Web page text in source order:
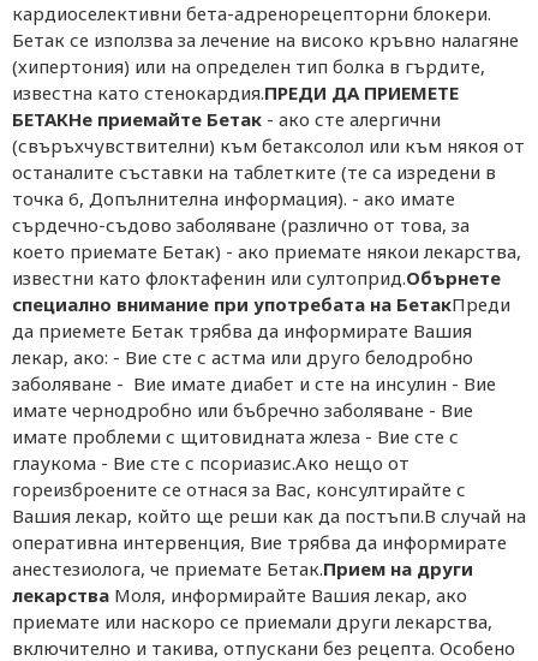
кардиоселективни бета-адренорецепторни блокери.
Бетак се използва за лечение на високо кръвно налагяне
(хипертония) или на определен тип болка в гърдите,
известна като стенокардия.ПРЕДИ ДА ПРИЕМЕТЕ
БЕТАКНе приемайте Бетак - ако сте алергични
(свъръхчувствителни) към бетаксолол или към някоя от
останалите съставки на таблетките (те са изредени в
точка 6, Допълнителна информация). - ако имате
сърдечно-съдово заболяване (различно от това, за
което приемате Бетак) - ако приемате някои лекарства,
известни като флоктафенин или султоприд.Обърнете
специално внимание при употребата на БетакПреди
да приемете Бетак трябва да информирате Вашия
лекар, ако: - Вие сте с астма или друго белодробно
заболяване - Вие имате диабет и сте на инсулин - Вие
имате чернодробно или бъбречно заболяване - Вие
имате проблеми с щитовидната жлеза - Вие сте с
глаукома - Вие сте с псориазис.Ако нещо от
гореизброените се отнася за Вас, консултирайте с
Вашия лекар, който ще реши как да постъпи.В случай на
оперативна интервенция, Вие трябва да информирате
анестезиолога, че приемате Бетак.Прием на други
лекарства Моля, информирайте Вашия лекар, ако
приемате или наскоро се приемали други лекарства,
включително и такива, отпускани без рецепта. Особено